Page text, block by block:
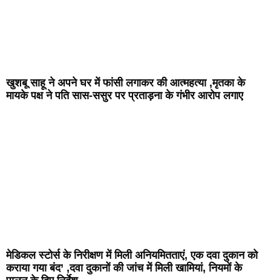
खुशबू साहू ने अपने घर में फांसी लगाकर की आत्महत्या ,मृतका के
मायके पक्ष ने पति सास-ससुर पर प्रताड़ना के गंभीर आरोप लगाए
मेडिकल स्टोर्स के निरीक्षण में मिली अनियमितताएं, एक दवा दुकान को
कराया गया बंद’ ,दवा दुकानों की जांच में मिली खामियां, नियमों के